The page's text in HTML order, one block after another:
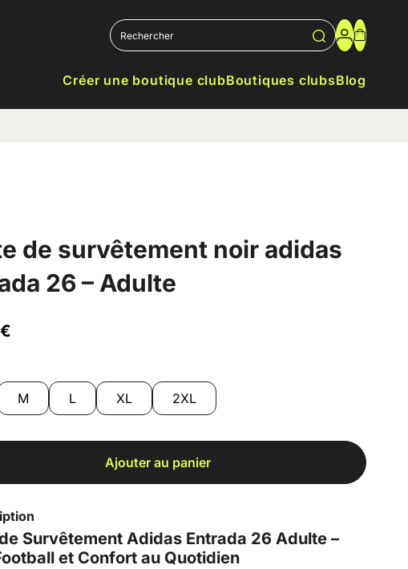
Créer une boutique clubBoutiques clubsBlog
de survêtement noir adidas
26 – Adulte
M L XL 2XL
Ajouter au panier
Survêtement Adidas Entrada 26 Adulte –
et Confort au Quotidien